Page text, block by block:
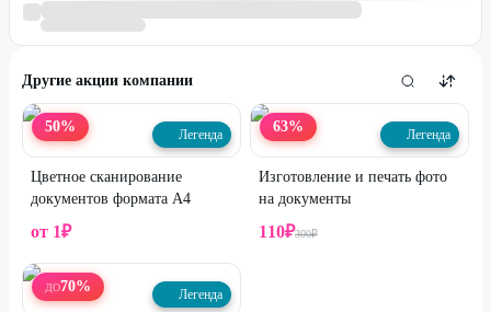
Другие акции компании
50% Легенда
Цветное сканирование
документов формата А4
от 1₽
63% Легенда
Изготовление и печать фото
на документы
110₽300₽
ДО70% Легенда